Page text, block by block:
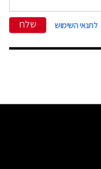
לתנאי השימוש שלח